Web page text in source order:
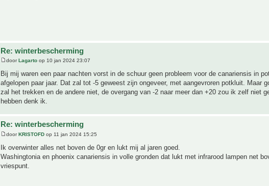
Re: winterbescherming
doorLagarto op 10 jan 2024 23:07
Bij mij waren een paar nachten vorst in de schuur geen probleem voor de canariensis in
afgelopen paar jaar. Dat zal tot -5 geweest zijn ongeveer, met aangevroren potkluit. Maar
zal het trekken en de andere niet, de overgang van -2 naar meer dan +20 zou ik zelf niet
hebben denk ik.
Re: winterbescherming
doorKRISTOFD op 11 jan 2024 15:25
Ik overwinter alles net boven de 0gr en lukt mij al jaren goed.
Washingtonia en phoenix canariensis in volle gronden dat lukt met infrarood lampen net
vriespunt.